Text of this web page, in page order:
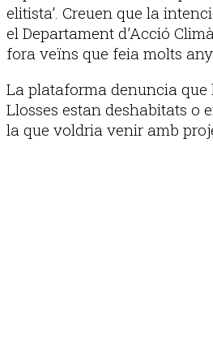
elitista’. Creuen que la
el Departament d’Acció
fora veïns que feia molts
La plataforma denuncia que
Llosses estan deshabitats o
la que voldria venir amb